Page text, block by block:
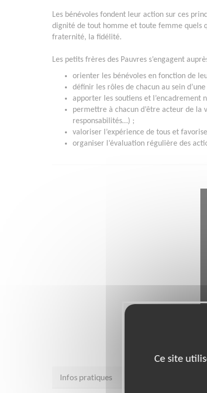
Les bénévoles fondent leur action sur ces
dignité de tout homme et toute femme quels
fraternité, la fidélité.
Les petits frères des Pauvres s’engagent
orienter les bénévoles en fonction de
définir les rôles de chacun au sein
apporter les soutiens et l’encadrement
permettre à chacun d’être acteur de la
responsabilités…) ;
valoriser l’expérience de tous et
organiser l’évaluation régulière des
Infos pratiques
Ce site